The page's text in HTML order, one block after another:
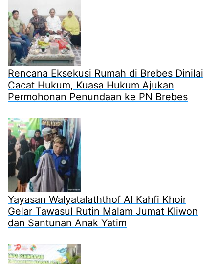
Rencana Eksekusi Rumah di Brebes Dinilai
Cacat Hukum, Kuasa Hukum Ajukan
Permohonan Penundaan ke PN Brebes
Yayasan Walyatalaththof Al Kahfi Khoir
Gelar Tawasul Rutin Malam Jumat Kliwon
dan Santunan Anak Yatim